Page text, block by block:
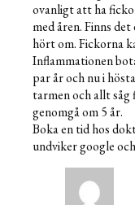
ovanligt att ha
med åren. Finns
hört om. Fickorna
Inflammationen
par år och nu i
tarmen och allt
genomgå om 5 år.
Boka en tid hos
undviker google